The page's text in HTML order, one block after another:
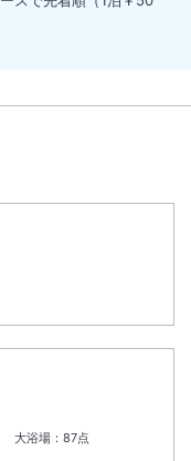
大浴場：87点